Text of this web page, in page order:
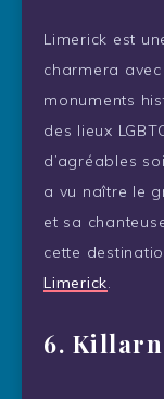
Limerick est
charmera
monuments
des lieux
d’agréables
a vu naître le
et sa
cette
Limerick.
6.